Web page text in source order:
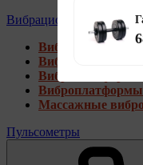
Вибрационные
Виброплатформы
Виброплатформы
Виброплатформы
Виброплатформы
Массажные
Пульсометры